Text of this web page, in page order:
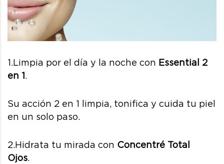
1.Limpia por el día y la noche con Essential 2
en 1.
Su acción 2 en 1 limpia, tonifica y cuida tu piel
en un solo paso.
2.Hidrata tu mirada con Concentré Total
Ojos.